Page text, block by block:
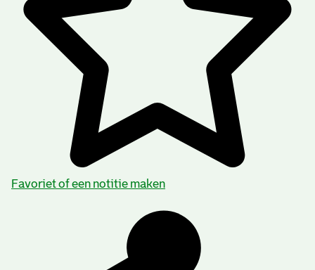
Favoriet of een notitie maken